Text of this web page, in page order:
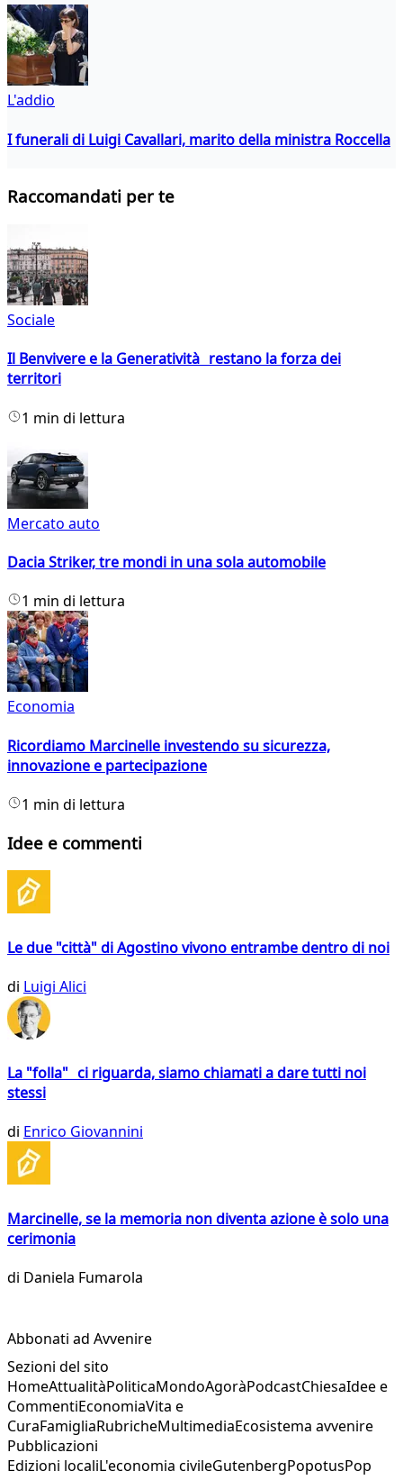
L'addio
I funerali di Luigi Cavallari, marito della ministra Roccella
Raccomandati per te
Sociale
Il Benvivere e la Generatività restano la forza dei
territori
1 min di lettura
Mercato auto
Dacia Striker, tre mondi in una sola automobile
1 min di lettura
Economia
Ricordiamo Marcinelle investendo su sicurezza,
innovazione e partecipazione
1 min di lettura
Idee e commenti
Le due "città" di Agostino vivono entrambe dentro di noi
di Luigi Alici
La "folla" ci riguarda, siamo chiamati a dare tutti noi
stessi
di Enrico Giovannini
Marcinelle, se la memoria non diventa azione è solo una
cerimonia
di Daniela Fumarola
Abbonati ad Avvenire
Sezioni del sito
HomeAttualitàPoliticaMondoAgoràPodcastChiesaIdee e
CommentiEconomiaVita e
CuraFamigliaRubricheMultimediaEcosistema avvenire
Pubblicazioni
Edizioni localiL'economia civileGutenbergPopotusPop